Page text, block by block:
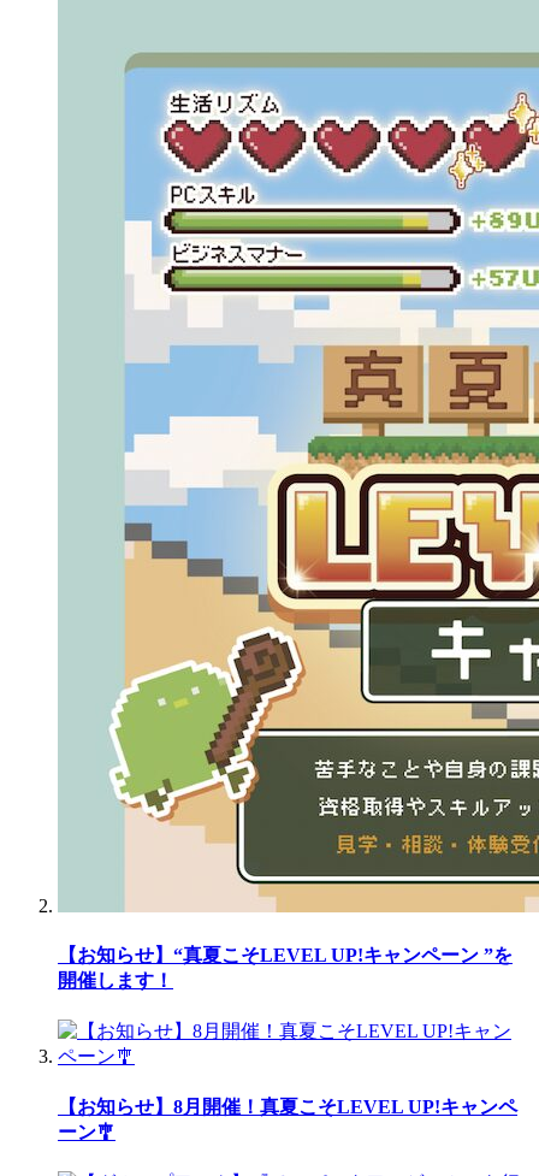
【お知らせ】“真夏こそLEVEL UP!キャンペーン ”を
開催します！
【お知らせ】8月開催！真夏こそLEVEL UP!キャンペ
ーン🎐